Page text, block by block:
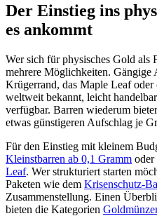
Der Einstieg ins
es ankommt
Wer sich für physisches Gold als
mehrere Möglichkeiten. Gängige
Krügerrand, das Maple Leaf
weltweit bekannt, leicht
verfügbar. Barren wiederum
etwas günstigeren Aufschlag je
Für den Einstieg mit kleinem
Kleinstbarren ab 0,1 Gramm oder
Leaf. Wer strukturiert starten
Paketen wie dem Krisenschutz-
Zusammenstellung. Einen
bieten die Kategorien